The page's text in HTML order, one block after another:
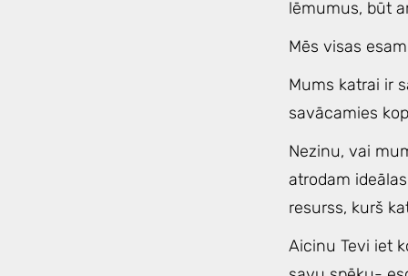
lēmumus, būt
Mēs visas
Mums katrai ir
savācamies
Nezinu, vai
atrodam
resurss, kurš
Aicinu Tevi iet